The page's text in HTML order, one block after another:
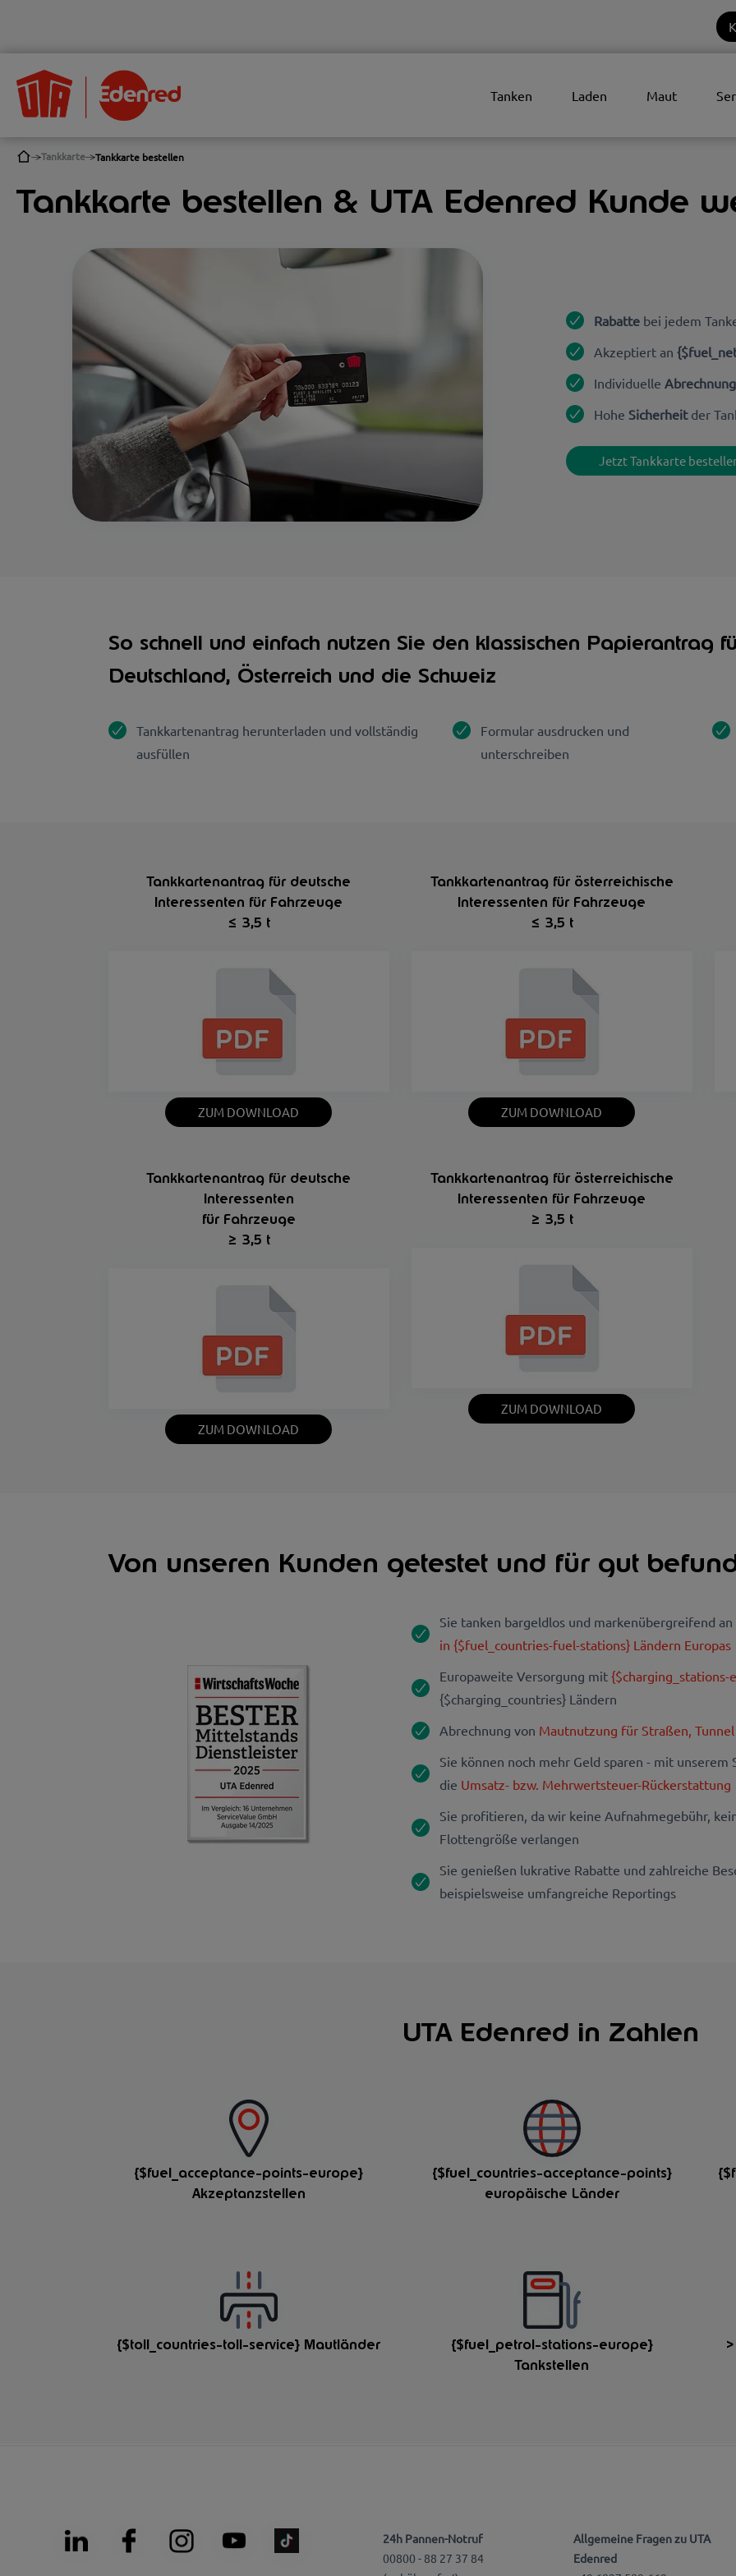
Tanken Laden Maut
Tankkarte Tankkarte bestellen
Tankkarte bestellen & UTA Edenred Kunde
Rabatte bei jedem
Akzeptiert an
Individuelle Abrechnung
Hohe Sicherheitder
Jetzt Tankkarte
So schnell und einfach nutzen Sie den klassischen Papierantrag
Deutschland, Österreich und die Schweiz
Tankkartenantrag herunterladen und vollständig
ausfüllen
Formular ausdrucken und
unterschreiben
Tankkartenantrag für deutsche
Interessenten für Fahrzeuge
≤ 3,5 t
ZUM DOWNLOAD
Tankkartenantrag für deutsche
Interessenten
für Fahrzeuge
≥3,5 t
ZUM DOWNLOAD
Tankkartenantrag für österreichische
Interessenten für Fahrzeuge
≤ 3,5 t
ZUM DOWNLOAD
Tankkartenantrag für österreichische
Interessenten für Fahrzeuge
≥ 3,5 t
ZUM DOWNLOAD
Von unseren Kunden getestet und für gut
Sie tanken bargeldlos und markenübergreifend an
in {$fuel_countries-fuel-stations} Ländern Europas
Europaweite Versorgung mit
{$charging_countries} Ländern
Abrechnung von Mautnutzung für Straßen,
Sie können noch mehr Geld sparen - mit
die Umsatz- bzw. Mehrwertsteuer-Rückerstattung
Sie profitieren, da wir keine Aufnahmegebühr,
Flottengröße verlangen
Sie genießen lukrative Rabatte und zahlreiche
beispielsweise umfangreiche Reportings
UTA Edenred in Zahlen
{$fuel_acceptance-points-europe}
Akzeptanzstellen
{$fuel_countries-acceptance-points}
europäische Länder
{$toll_countries-toll-service} Mautländer
{$fuel_petrol-stations-europe}
Tankstellen
24h Pannen-Notruf
00800 - 88 27 37 84
Allgemeine Fragen zu UTA
Edenred